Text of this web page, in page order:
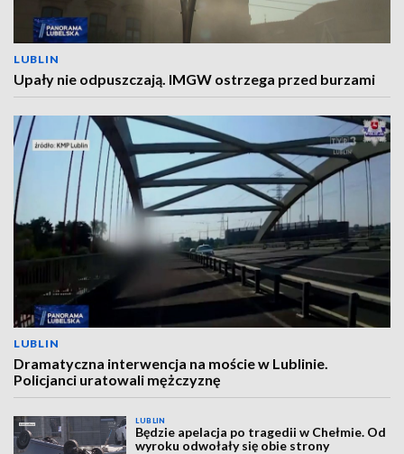
LUBLIN
Upały nie odpuszczają. IMGW ostrzega przed burzami
LUBLIN
Dramatyczna interwencja na moście w Lublinie.
Policjanci uratowali mężczyznę
LUBLIN
Będzie apelacja po tragedii w Chełmie. Od
wyroku odwołały się obie strony